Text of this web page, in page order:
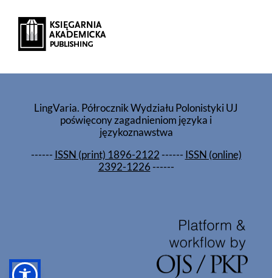
LingVaria. Półrocznik Wydziału Polonistyki UJ
poświęcony zagadnieniom języka i
językoznawstwa
------ ISSN (print) 1896-2122------ ISSN (online)
2392-1226------